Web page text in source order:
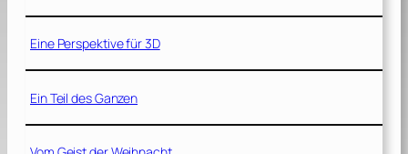
Eine Perspektive für 3D
Ein Teil des Ganzen